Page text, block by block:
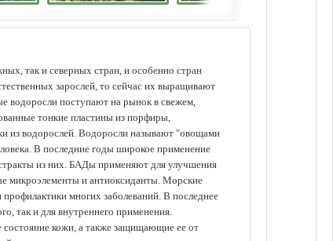
так и северных стран, и особенно стран
зарослей, то сейчас их выращивают
водоросли поступают на рынок в свежем,
тонкие пластины из порфиры,
из водорослей. Водоросли называют "овощами
В последние годы широкое применение
из них. БАДы применяют для улучшения
микроэлементы и антиоксиданты. Морские
многих заболеваний. В последнее
так и для внутреннего применения.
состояние кожи, а также защищающие ее от